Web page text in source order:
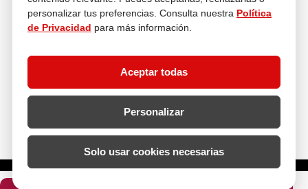
personalizar tus preferencias. Consulta nuestra Política
de Privacidad para más información.
Aceptar todas
Personalizar
Solo usar cookies necesarias